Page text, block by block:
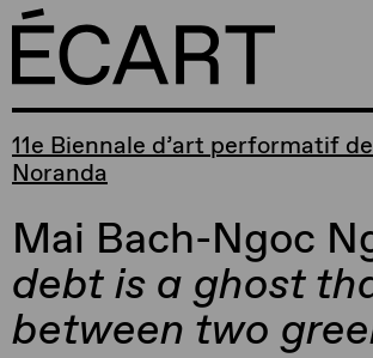
11e Biennale d’art performatif
Noranda
Mai Bach-Ngoc
debtis a ghost
between two